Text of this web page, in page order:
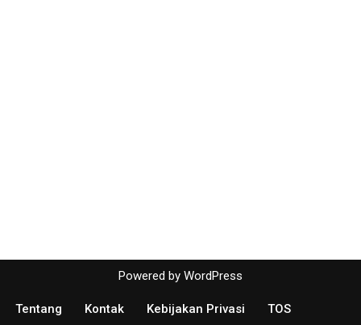
Powered by WordPress
Tentang Kontak Kebijakan Privasi TOS